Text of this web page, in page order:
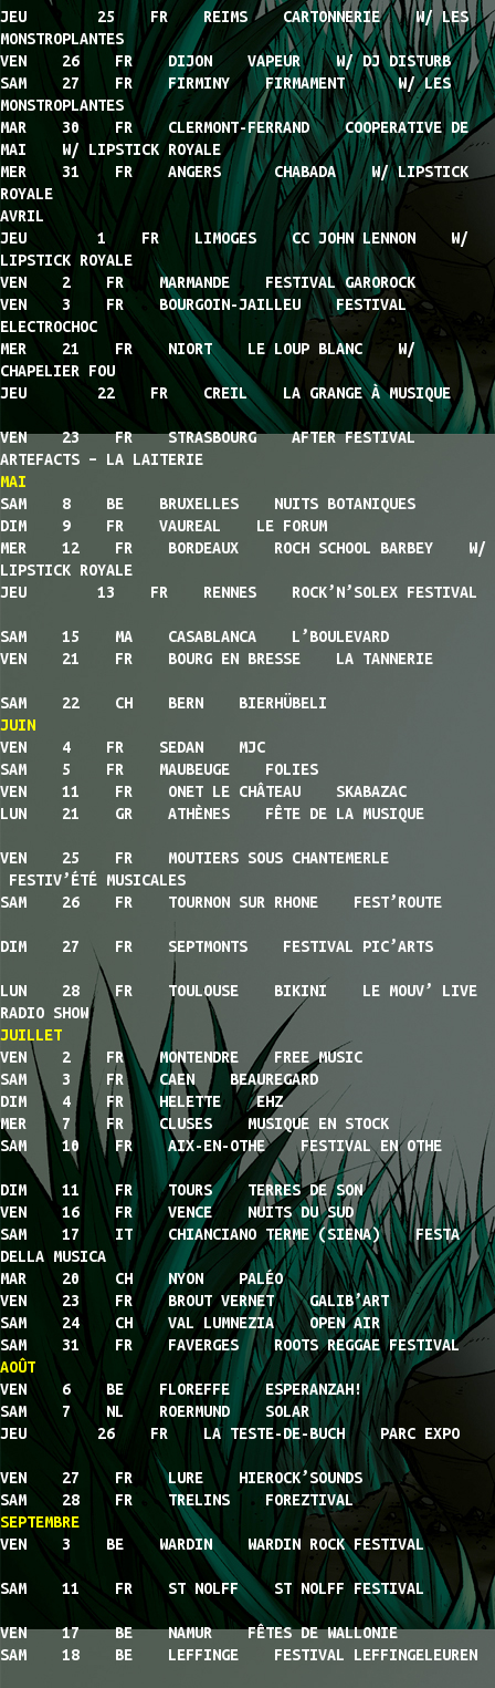
JEU 25 FR REIMS CARTONNERIE W/ LES
MONSTROPLANTES
VEN 26 FR DIJON VAPEUR W/ DJ DISTURB
SAM 27 FR FIRMINY FIRMAMENT W/ LES
MONSTROPLANTES
MAR 30 FR CLERMONT-FERRAND COOPERATIVE DE
MAI W/ LIPSTICK ROYALE
MER 31 FR ANGERS CHABADA W/ LIPSTICK
ROYALE
AVRIL
JEU 1 FR LIMOGES CC JOHN LENNON W/
LIPSTICK ROYALE
VEN 2 FR MARMANDE FESTIVAL GAROROCK
VEN 3 FR BOURGOIN-JAILLEU FESTIVAL
ELECTROCHOC
MER 21 FR NIORT LE LOUP BLANC W/
CHAPELIER FOU
JEU 22 FR CREIL LA GRANGE À MUSIQUE
VEN 23 FR STRASBOURG AFTER FESTIVAL
ARTEFACTS – LA LAITERIE
MAI
SAM 8 BE BRUXELLES NUITS BOTANIQUES
DIM 9 FR VAUREAL LE FORUM
MER 12 FR BORDEAUX ROCH SCHOOL BARBEY W/
LIPSTICK ROYALE
JEU 13 FR RENNES ROCK’N’SOLEX FESTIVAL
SAM 15 MA CASABLANCA L’BOULEVARD
VEN 21 FR BOURG EN BRESSE LA TANNERIE
SAM 22 CH BERN BIERHÜBELI
JUIN
VEN 4 FR SEDAN MJC
SAM 5 FR MAUBEUGE FOLIES
VEN 11 FR ONET LE CHÂTEAU SKABAZAC
LUN 21 GR ATHÈNES FÊTE DE LA MUSIQUE
VEN 25 FR MOUTIERS SOUS CHANTEMERLE
FESTIV’ÉTÉ MUSICALES
SAM 26 FR TOURNON SUR RHONE FEST’ROUTE
DIM 27 FR SEPTMONTS FESTIVAL PIC’ARTS
LUN 28 FR TOULOUSE BIKINI LE MOUV’ LIVE
RADIO SHOW
JUILLET
VEN 2 FR MONTENDRE FREE MUSIC
SAM 3 FR CAEN BEAUREGARD
DIM 4 FR HELETTE EHZ
MER 7 FR CLUSES MUSIQUE EN STOCK
SAM 10 FR AIX-EN-OTHE FESTIVAL EN OTHE
DIM 11 FR TOURS TERRES DE SON
VEN 16 FR VENCE NUITS DU SUD
SAM 17 IT CHIANCIANO TERME (SIENA) FESTA
DELLA MUSICA
MAR 20 CH NYON PALÉO
VEN 23 FR BROUT VERNET GALIB’ART
SAM 24 CH VAL LUMNEZIA OPEN AIR
SAM 31 FR FAVERGES ROOTS REGGAE FESTIVAL
AOÛT
VEN 6 BE FLOREFFE ESPERANZAH!
SAM 7 NL ROERMUND SOLAR
JEU 26 FR LA TESTE-DE-BUCH PARC EXPO
VEN 27 FR LURE HIEROCK’SOUNDS
SAM 28 FR TRELINS FOREZTIVAL
SEPTEMBRE
VEN 3 BE WARDIN WARDIN ROCK FESTIVAL
SAM 11 FR ST NOLFF ST NOLFF FESTIVAL
VEN 17 BE NAMUR FÊTES DE WALLONIE
SAM 18 BE LEFFINGE FESTIVAL LEFFINGELEUREN